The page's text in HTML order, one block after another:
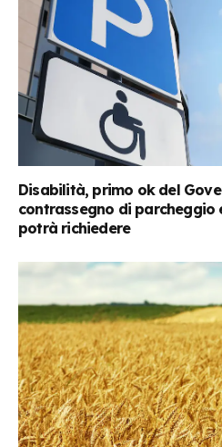
Disabilità, primo ok del
contrassegno di parcheggio
potrà richiedere